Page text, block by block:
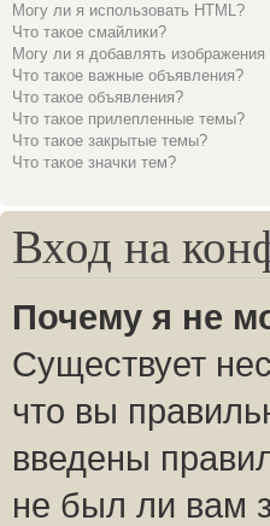
Могу ли я использовать HTML?
Что такое смайлики?
Могу ли я добавлять
Что такое важные объявления?
Что такое объявления?
Что такое прилепленные темы?
Что такое закрытые темы?
Что такое значки тем?
Вход на
Почему я не
Существует
что вы
введены
не был ли вам